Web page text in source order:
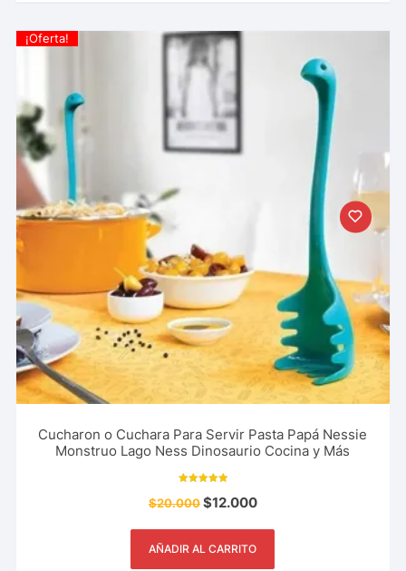
¡Oferta!
Cucharon o Cuchara Para Servir Pasta Papá Nessie
Monstruo Lago Ness Dinosaurio Cocina y Más
5.00
de 5
$20.000$12.000
AÑADIR AL CARRITO